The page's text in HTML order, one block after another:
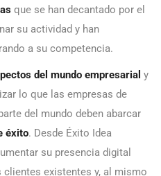
que se han decantado por el
su actividad y han
a su competencia.
del mundo empresarial y
lo que las empresas de
del mundo deben abarcar
éxito. Desde Éxito Idea
su presencia digital
existentes y, al mismo